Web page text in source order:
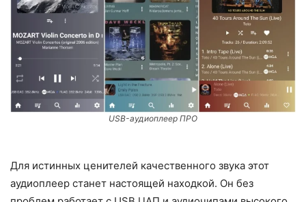
USB-аудиоплеер ПРО
Для истинных ценителей качественного звука этот
аудиоплеер станет настоящей находкой. Он без